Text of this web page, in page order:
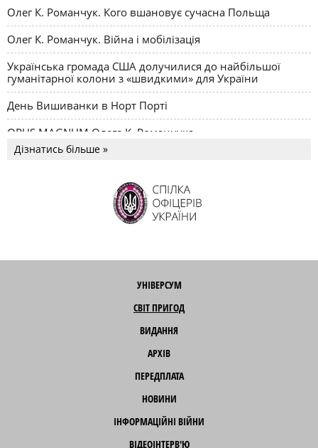
Олег К. Романчук. Кого вшановує сучасна Польща
Олег К. Романчук. Війна і мобілізація
Українська громада США долучилися до найбільшої
гуманітарної колони з «швидкими» для України
День Вишиванки в Норт Порті
OPUS MAGNUM Олега К. Романчука
Дізнатись більше »
УНІВЕРСУМ
СВІТ ПРИГОД
ВИДАННЯ
АРХІВ
ПЕРЕДПЛАТА
НОВИНИ
ІНФОРМАЦІЙНІ ВІЙНИ
ВІДЕОІНТЕРВ'Ю